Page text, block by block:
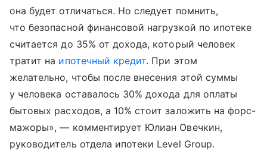
она будет отличаться. Но следует помнить,
что безопасной финансовой нагрузкой по ипотеке
считается до 35% от дохода, который человек
тратит на ипотечный кредит. При этом
желательно, чтобы после внесения этой суммы
у человека оставалось 30% дохода для оплаты
бытовых расходов, а 10% стоит заложить на форс-
мажоры», — комментирует Юлиан Овечкин,
руководитель отдела ипотеки Lеvel Group.